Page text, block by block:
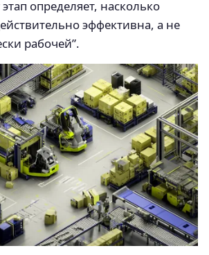
определяет, насколько
эффективна, а не
рабочей”.